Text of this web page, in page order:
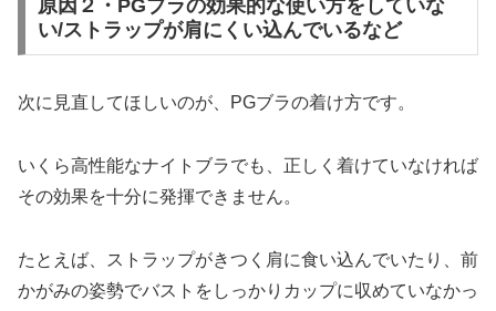
原因２・PGブラの効果的な使い方をしていな
い/ストラップが肩にくい込んでいるなど
次に見直してほしいのが、PGブラの着け方です。
いくら高性能なナイトブラでも、正しく着けていなければ
その効果を十分に発揮できません。
たとえば、ストラップがきつく肩に食い込んでいたり、前
かがみの姿勢でバストをしっかりカップに収めていなかっ